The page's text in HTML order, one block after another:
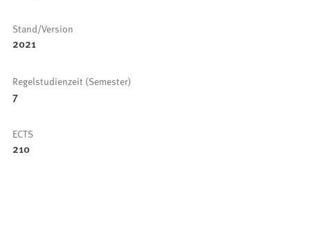
Stand/Version
2021
Regelstudienzeit (Semester)
7
ECTS
210